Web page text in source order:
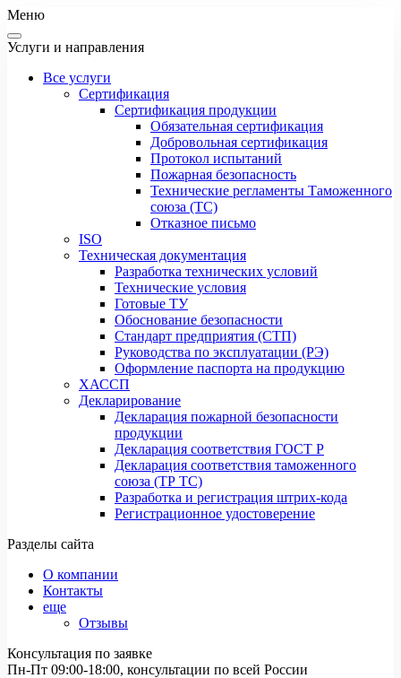
Меню
Услуги и направления
Все услуги
Сертификация
Сертификация продукции
Обязательная сертификация
Добровольная сертификация
Протокол испытаний
Пожарная безопасность
Технические регламенты Таможенного
союза (ТС)
Отказное письмо
ISO
Техническая документация
Разработка технических условий
Технические условия
Готовые ТУ
Обоснование безопасности
Стандарт предприятия (СТП)
Руководства по эксплуатации (РЭ)
Оформление паспорта на продукцию
ХАССП
Декларирование
Декларация пожарной безопасности
продукции
Декларация соответствия ГОСТ Р
Декларация соответствия таможенного
союза (ТР ТС)
Разработка и регистрация штрих-кода
Регистрационное удостоверение
Разделы сайта
О компании
Контакты
еще
Отзывы
Консультация по заявке
Пн-Пт 09:00-18:00, консультации по всей России